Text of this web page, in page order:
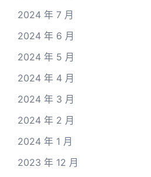
2024 年 7 月
2024 年 6 月
2024 年 5 月
2024 年 4 月
2024 年 3 月
2024 年 2 月
2024 年 1 月
2023 年 12 月